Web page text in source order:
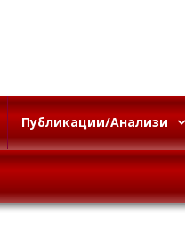
Публикации/Анализи